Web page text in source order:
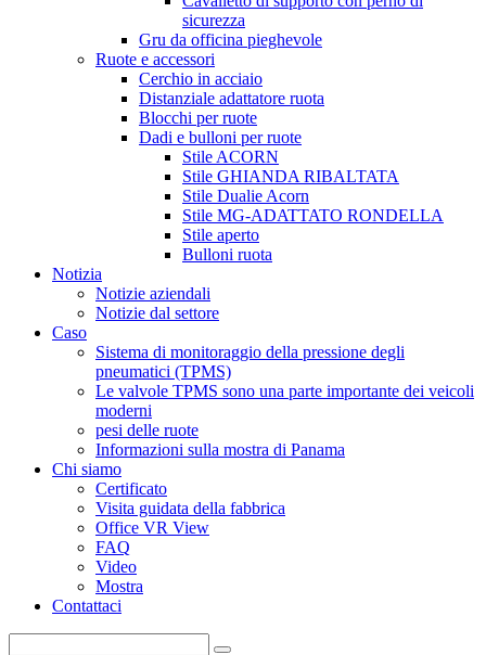
sicurezza
Gru da officina pieghevole
Ruote e accessori
Cerchio in acciaio
Distanziale adattatore ruota
Blocchi per ruote
Dadi e bulloni per ruote
Stile ACORN
Stile GHIANDA RIBALTATA
Stile Dualie Acorn
Stile MG-ADATTATO RONDELLA
Stile aperto
Bulloni ruota
Notizia
Notizie aziendali
Notizie dal settore
Caso
Sistema di monitoraggio della pressione degli
pneumatici (TPMS)
Le valvole TPMS sono una parte importante dei veicoli
moderni
pesi delle ruote
Informazioni sulla mostra di Panama
Chi siamo
Certificato
Visita guidata della fabbrica
Office VR View
FAQ
Video
Mostra
Contattaci